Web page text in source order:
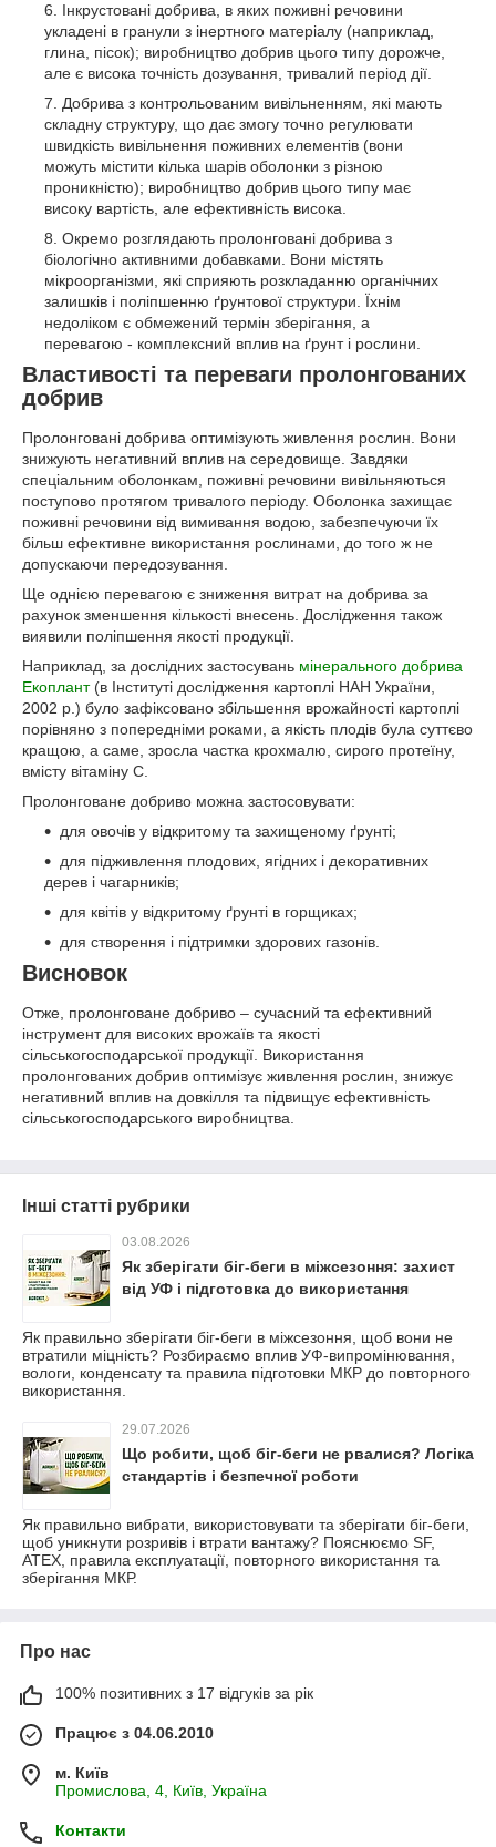
Інкрустовані добрива, в яких поживні речовини
укладені в гранули з інертного матеріалу (наприклад,
глина, пісок); виробництво добрив цього типу дорожче,
але є висока точність дозування, тривалий період дії.
Добрива з контрольованим вивільненням, які мають
складну структуру, що дає змогу точно регулювати
швидкість вивільнення поживних елементів (вони
можуть містити кілька шарів оболонки з різною
проникністю); виробництво добрив цього типу має
високу вартість, але ефективність висока.
Окремо розглядають пролонговані добрива з
біологічно активними добавками. Вони містять
мікроорганізми, які сприяють розкладанню органічних
залишків і поліпшенню ґрунтової структури. Їхнім
недоліком є обмежений термін зберігання, а
перевагою - комплексний вплив на ґрунт і рослини.
Властивості та переваги пролонгованих
добрив
Пролонговані добрива оптимізують живлення рослин. Вони
знижують негативний вплив на середовище. Завдяки
спеціальним оболонкам, поживні речовини вивільняються
поступово протягом тривалого періоду. Оболонка захищає
поживні речовини від вимивання водою, забезпечуючи їх
більш ефективне використання рослинами, до того ж не
допускаючи передозування.
Ще однією перевагою є зниження витрат на добрива за
рахунок зменшення кількості внесень. Дослідження також
виявили поліпшення якості продукції.
Наприклад, за дослідних застосувань мінерального добрива
Екоплант (в Інституті дослідження картоплі НАН України,
2002 р.) було зафіксовано збільшення врожайності картоплі
порівняно з попередніми роками, а якість плодів була суттєво
кращою, а саме, зросла частка крохмалю, сирого протеїну,
вмісту вітаміну С.
Пролонговане добриво можна застосовувати:
для овочів у відкритому та захищеному ґрунті;
для підживлення плодових, ягідних і декоративних
дерев і чагарників;
для квітів у відкритому ґрунті в горщиках;
для створення і підтримки здорових газонів.
Висновок
Отже, пролонговане добриво – сучасний та ефективний
інструмент для високих врожаїв та якості
сільськогосподарської продукції. Використання
пролонгованих добрив оптимізує живлення рослин, знижує
негативний вплив на довкілля та підвищує ефективність
сільськогосподарського виробництва.
Інші статті рубрики
03.08.2026
Як зберігати біг-беги в міжсезоння: захист
від УФ і підготовка до використання
Як правильно зберігати біг-беги в міжсезоння, щоб вони не
втратили міцність? Розбираємо вплив УФ-випромінювання,
вологи, конденсату та правила підготовки МКР до повторного
використання.
29.07.2026
Що робити, щоб біг-беги не рвалися? Логіка
стандартів і безпечної роботи
Як правильно вибрати, використовувати та зберігати біг-беги,
щоб уникнути розривів і втрати вантажу? Пояснюємо SF,
ATEX, правила експлуатації, повторного використання та
зберігання МКР.
Про нас
100% позитивних з 17 відгуків за рік
Працює з 04.06.2010
м. Київ
Промислова, 4, Київ, Україна
Контакти